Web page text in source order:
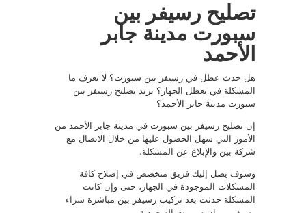
تصليح رسيفر بين
سبورت مدينة جابر
الأحمد
هل حدث عطل في رسيفر بين سبورت؟ لا تعرف ما
المشكلة في تعطل الجهاز؟ تريد تصليح رسيفر بين
سبورت مدينة جابر الأحمد؟
إن تصليح رسيفر بين سبورت في مدينة جابر الأحمد من
الأمور التي سهل الحصول عليها من خلال الاتصال مع
شركة بين والإبلاغ عن المشكلة،
وسوف يصل إليك فريق متخصص في إصلاح كافة
المشكلات الموجودة في الجهاز، حتى وإن كانت
المشكلة حدثت بعد تركيب رسيفر بين مباشرة شراء